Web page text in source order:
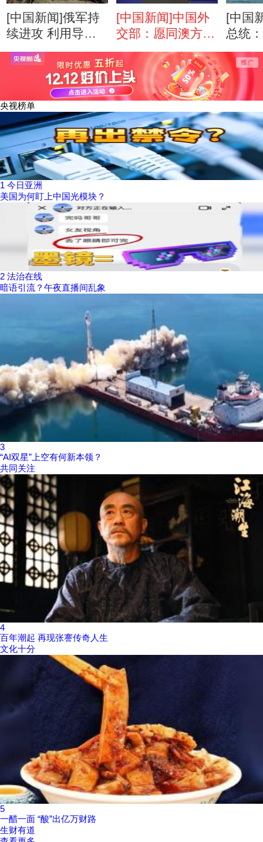
[中国新闻]俄军持
续进攻 利用导弹
摧毁大量西方武器
装备
[中国新闻]中国外
交部：愿同澳方一
道 推动中澳全面
战略伙伴关系健康
稳定发展
[中国
总统
导人
问题
央视榜单
1 今日亚洲
美国为何盯上中国光模块？
2 法治在线
暗语引流？午夜直播间乱象
3
“AI双星”上空有何新本领？
共同关注
4
百年潮起 再现张謇传奇人生
文化十分
5
一醋一面 “酸”出亿万财路
生财有道